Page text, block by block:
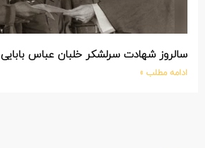
سالروز شهادت سرلشکر خلبان عباس بابایی
ادامه مطلب »